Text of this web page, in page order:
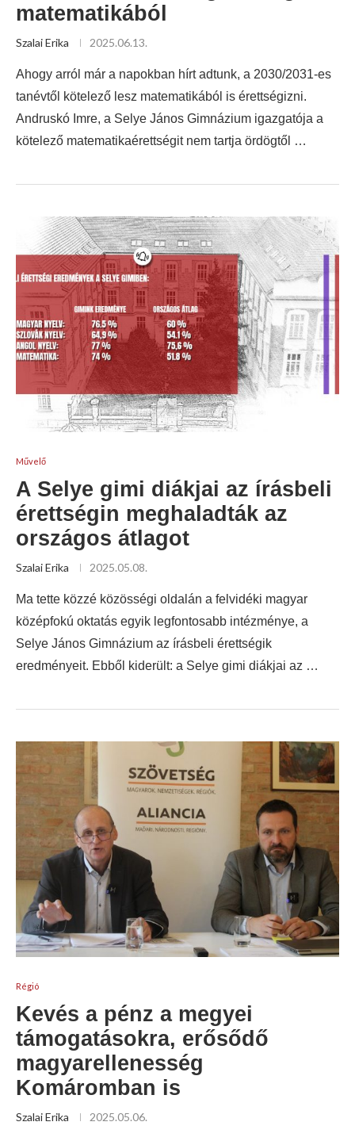
matematikából
Szalai Erika 2025.06.13.
Ahogy arról már a napokban hírt adtunk, a 2030/2031-es
tanévtől kötelező lesz matematikából is érettségizni.
Andruskó Imre, a Selye János Gimnázium igazgatója a
kötelező matematikaérettségit nem tartja ördögtől …
Művelő
A Selye gimi diákjai az írásbeli
érettségin meghaladták az
országos átlagot
Szalai Erika 2025.05.08.
Ma tette közzé közösségi oldalán a felvidéki magyar
középfokú oktatás egyik legfontosabb intézménye, a
Selye János Gimnázium az írásbeli érettségik
eredményeit. Ebből kiderült: a Selye gimi diákjai az …
Régió
Kevés a pénz a megyei
támogatásokra, erősődő
magyarellenesség
Komáromban is
Szalai Erika 2025.05.06.